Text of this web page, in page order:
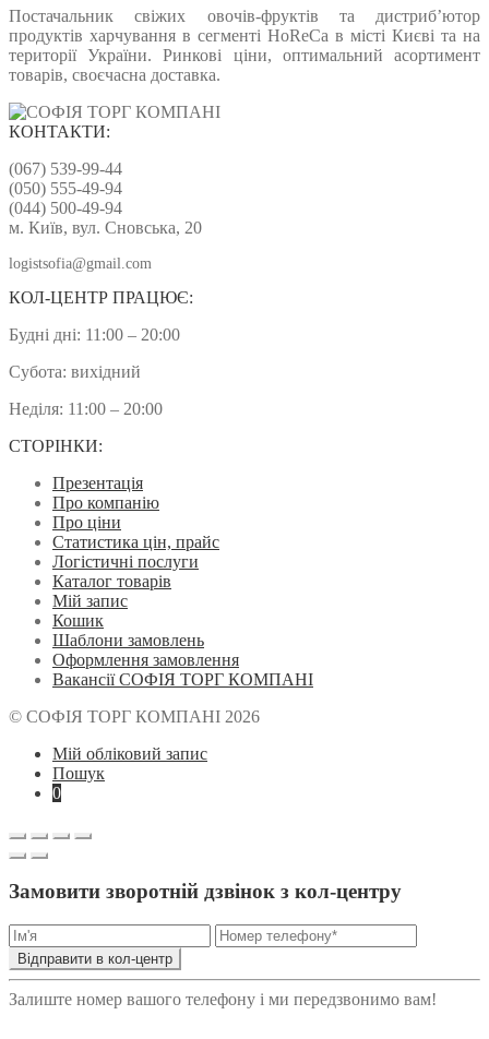
Постачальник свіжих овочів-фруктів та дистриб’ютор
продуктів харчування в сегменті HoReCa в місті Києві та на
території України. Ринкові ціни, оптимальний асортимент
товарів, своєчасна доставка.
КОНТАКТИ:
(067) 539-99-44
(050) 555-49-94
(044) 500-49-94
м. Київ, вул. Сновська, 20
logistsofia@gmail.com
КОЛ-ЦЕНТР ПРАЦЮЄ:
Будні дні: 11:00 – 20:00
Субота: вихідний
Неділя: 11:00 – 20:00
СТОРІНКИ:
Презентація
Про компанію
Про ціни
Статистика цін, прайс
Логістичні послуги
Каталог товарів
Мій запис
Кошик
Шаблони замовлень
Оформлення замовлення
Вакансії СОФІЯ ТОРГ КОМПАНІ
© СОФІЯ ТОРГ КОМПАНІ 2026
Мій обліковий запис
Пошук
0
Замовити зворотній дзвінок з кол-центру
Відправити в кол-центр
Залиште номер вашого телефону і ми передзвонимо вам!